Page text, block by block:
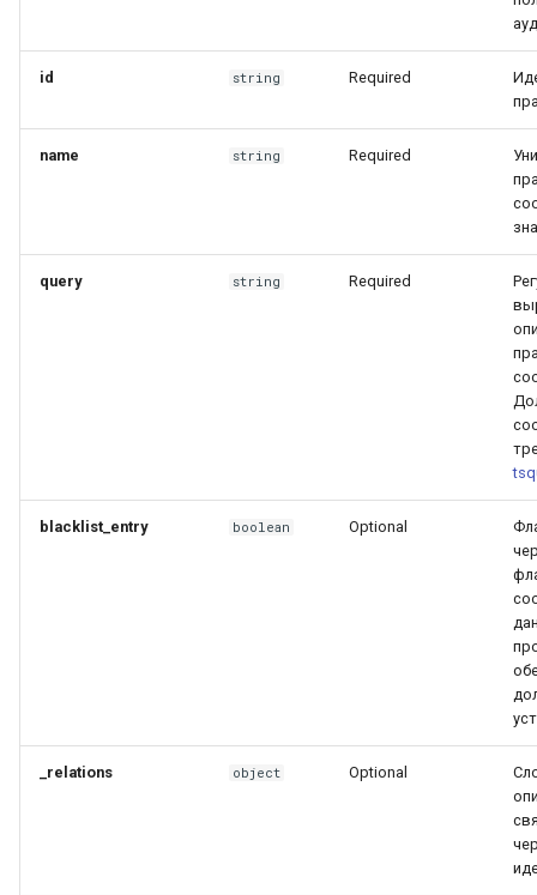
id string Required
name string Required
query string Required
blacklist_entry boolean Optional
_relations object Optional